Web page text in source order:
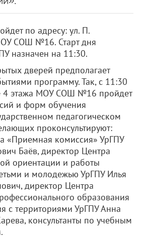
по адресу: ул. П.
СОШ №16. Старт дня
назначен на 11:30.
дверей предполагает
программу. Так, с 11:30
4 этажа МОУ СОШ №16 пройдет
и форм обучения
педагогическом
проконсультируют:
«Приемная комиссия» УрГПУ
Баёв, директор Центра
ориентации и работы
и молодежью УрГПУ Илья
директор Центра
образования
с территориями УрГПУ Анна
консультанты по учебным